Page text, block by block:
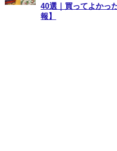
40選｜買ってよかっ
報】